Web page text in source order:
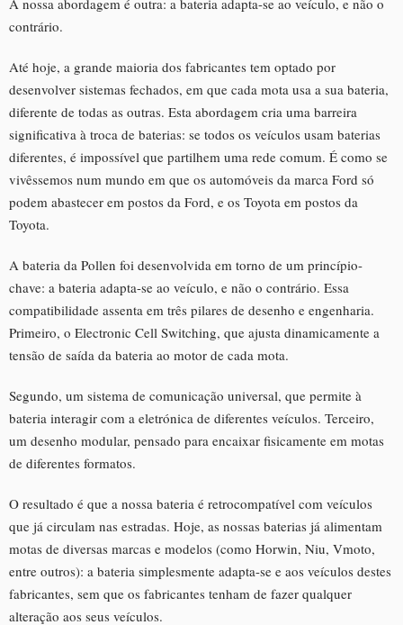
A nossa abordagem é outra: a bateria adapta-se ao veículo, e não o
contrário.
Até hoje, a grande maioria dos fabricantes tem optado por
desenvolver sistemas fechados, em que cada mota usa a sua bateria,
diferente de todas as outras. Esta abordagem cria uma barreira
significativa à troca de baterias: se todos os veículos usam baterias
diferentes, é impossível que partilhem uma rede comum. É como se
vivêssemos num mundo em que os automóveis da marca Ford só
podem abastecer em postos da Ford, e os Toyota em postos da
Toyota.
A bateria da Pollen foi desenvolvida em torno de um princípio-
chave: a bateria adapta-se ao veículo, e não o contrário. Essa
compatibilidade assenta em três pilares de desenho e engenharia.
Primeiro, o Electronic Cell Switching, que ajusta dinamicamente a
tensão de saída da bateria ao motor de cada mota.
Segundo, um sistema de comunicação universal, que permite à
bateria interagir com a eletrónica de diferentes veículos. Terceiro,
um desenho modular, pensado para encaixar fisicamente em motas
de diferentes formatos.
O resultado é que a nossa bateria é retrocompatível com veículos
que já circulam nas estradas. Hoje, as nossas baterias já alimentam
motas de diversas marcas e modelos (como Horwin, Niu, Vmoto,
entre outros): a bateria simplesmente adapta-se e aos veículos destes
fabricantes, sem que os fabricantes tenham de fazer qualquer
alteração aos seus veículos.